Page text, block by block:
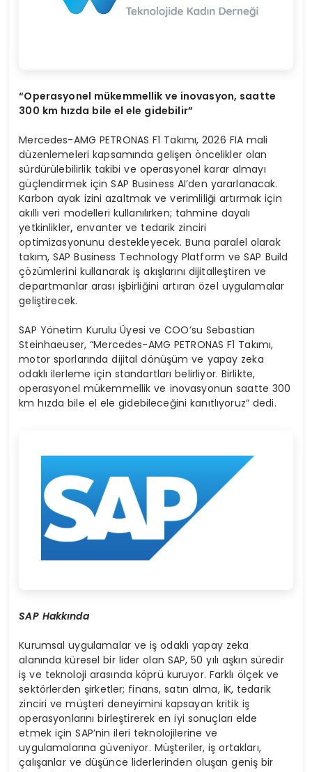
“Operasyonel mükemmellik ve inovasyon, saatte
300 km hızda bile el ele gidebilir”
Mercedes-AMG PETRONAS F1 Takımı, 2026 FIA mali
düzenlemeleri kapsamında gelişen öncelikler olan
sürdürülebilirlik takibi ve operasyonel karar almayı
güçlendirmek için SAP Business AI’den yararlanacak.
Karbon ayak izini azaltmak ve verimliliği artırmak için
akıllı veri modelleri kullanılırken; tahmine dayalı
yetkinlikler, envanter ve tedarik zinciri
optimizasyonunu destekleyecek. Buna paralel olarak
takım, SAP Business Technology Platform ve SAP Build
çözümlerini kullanarak iş akışlarını dijitalleştiren ve
departmanlar arası işbirliğini artıran özel uygulamalar
geliştirecek.
SAP Yönetim Kurulu Üyesi ve COO’su Sebastian
Steinhaeuser, “Mercedes-AMG PETRONAS F1 Takımı,
motor sporlarında dijital dönüşüm ve yapay zeka
odaklı ilerleme için standartları belirliyor. Birlikte,
operasyonel mükemmellik ve inovasyonun saatte 300
km hızda bile el ele gidebileceğini kanıtlıyoruz” dedi.
SAP Hakkında
Kurumsal uygulamalar ve iş odaklı yapay zeka
alanında küresel bir lider olan SAP, 50 yılı aşkın süredir
iş ve teknoloji arasında köprü kuruyor. Farklı ölçek ve
sektörlerden şirketler; finans, satın alma, İK, tedarik
zinciri ve müşteri deneyimini kapsayan kritik iş
operasyonlarını birleştirerek en iyi sonuçları elde
etmek için SAP’nin ileri teknolojilerine ve
uygulamalarına güveniyor. Müşteriler, iş ortakları,
çalışanlar ve düşünce liderlerinden oluşan geniş bir